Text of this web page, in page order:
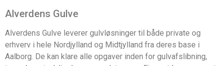
Alverdens Gulve
Alverdens Gulve leverer gulvløsninger til både private og
erhverv i hele Nordjylland og Midtjylland fra deres base i
Aalborg. De kan klare alle opgaver inden for gulvafslibning,